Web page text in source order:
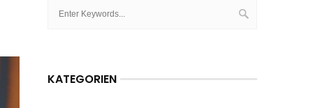
KATEGORIEN